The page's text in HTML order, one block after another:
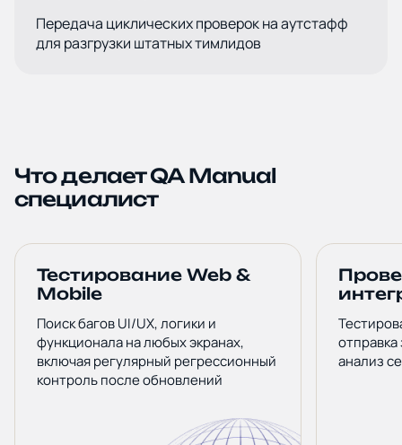
Передача циклических проверок на аутстафф
для разгрузки штатных тимлидов
Что делает QA Manual
специалист
Тестирование Web &
Mobile
Поиск багов UI/UX, логики и
функционала на любых экранах,
включая регулярный регрессионный
контроль после обновлений
анализ